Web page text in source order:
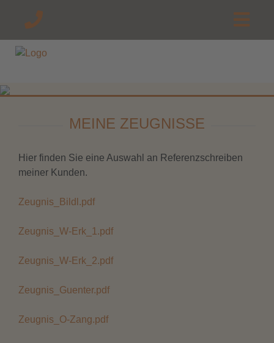
MEINE ZEUGNISSE
Hier finden Sie eine Auswahl an Referenzschreiben
meiner Kunden.
Zeugnis_Bildl.pdf
Zeugnis_W-Erk_1.pdf
Zeugnis_W-Erk_2.pdf
Zeugnis_Guenter.pdf
Zeugnis_O-Zang.pdf